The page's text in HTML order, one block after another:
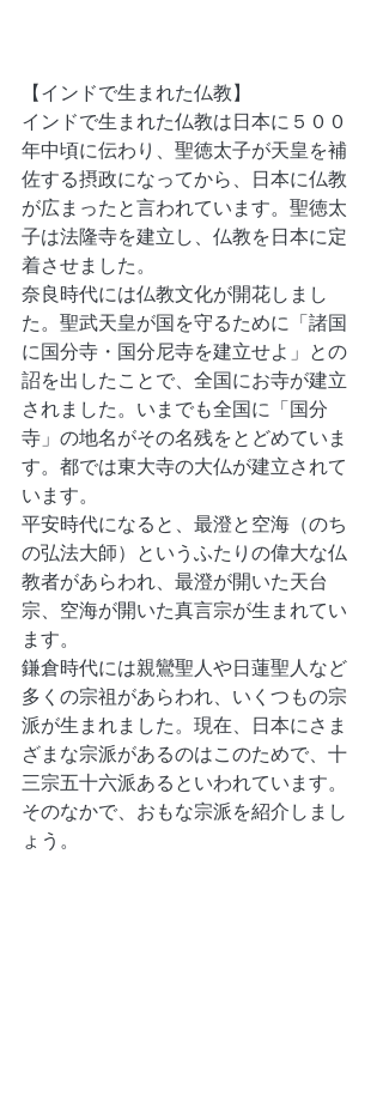
【インドで生まれた仏教】
インドで生まれた仏教は日本に５００
年中頃に伝わり、聖徳太子が天皇を補
佐する摂政になってから、日本に仏教
が広まったと言われています。聖徳太
子は法隆寺を建立し、仏教を日本に定
着させました。
奈良時代には仏教文化が開花しまし
た。聖武天皇が国を守るために「諸国
に国分寺・国分尼寺を建立せよ」との
詔を出したことで、全国にお寺が建立
されました。いまでも全国に「国分
寺」の地名がその名残をとどめていま
す。都では東大寺の大仏が建立されて
います。
平安時代になると、最澄と空海（のち
の弘法大師）というふたりの偉大な仏
教者があらわれ、最澄が開いた天台
宗、空海が開いた真言宗が生まれてい
ます。
鎌倉時代には親鸞聖人や日蓮聖人など
多くの宗祖があらわれ、いくつもの宗
派が生まれました。現在、日本にさま
ざまな宗派があるのはこのためで、十
三宗五十六派あるといわれています。
そのなかで、おもな宗派を紹介しまし
ょう。